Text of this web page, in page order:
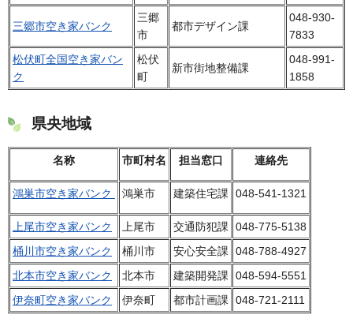
三郷市空き家バンク
三郷
市
都市デザイン課
048-930-
7833
松伏町全国空き家バン
ク
松伏
町
新市街地整備課
048-991-
1858
県央地域
名称 市町村名 担当窓口 連絡先
鴻巣市空き家バンク 鴻巣市 建築住宅課 048-541-1321
上尾市空き家バンク 上尾市 交通防犯課
048-775-5138
桶川市空き家バンク
桶川市 安心安全課
048-788-4927
北本市空き家バンク
北本市 建築開発課
048-594-5551
伊奈町空き家バンク
伊奈町 都市計画課 048-721-2111